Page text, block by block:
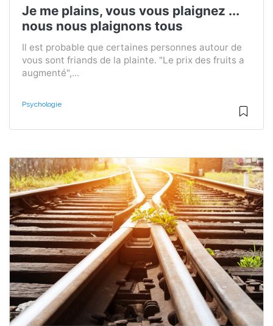
Je me plains, vous vous plaignez ...
nous nous plaignons tous
Il est probable que certaines personnes autour de
vous sont friands de la plainte. "Le prix des fruits a
augmenté",...
Psychologie